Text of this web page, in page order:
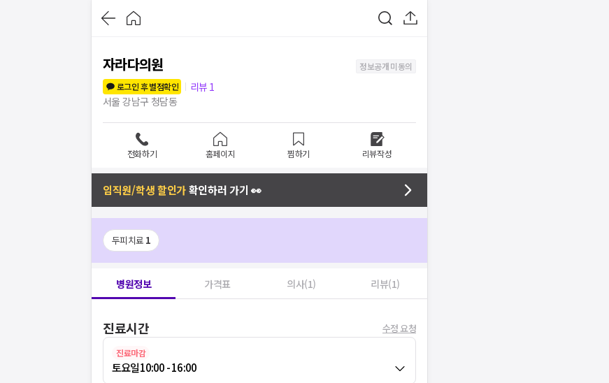
자라다의원
정보공개 미동의
로그인 후 별점확인
리뷰 1
서울 강남구 청담동
전화하기 홈페이지 찜하기 리뷰작성
임직원/학생 할인가확인하러 가기 👀
두피치료 1
병원정보 가격표 의사(1) 리뷰(1)
진료시간 수정 요청
진료마감
토요일10:00 - 16:00